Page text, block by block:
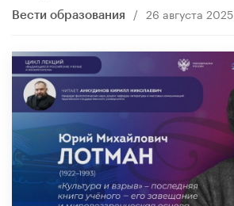
Вести образования / 26 августа 2025